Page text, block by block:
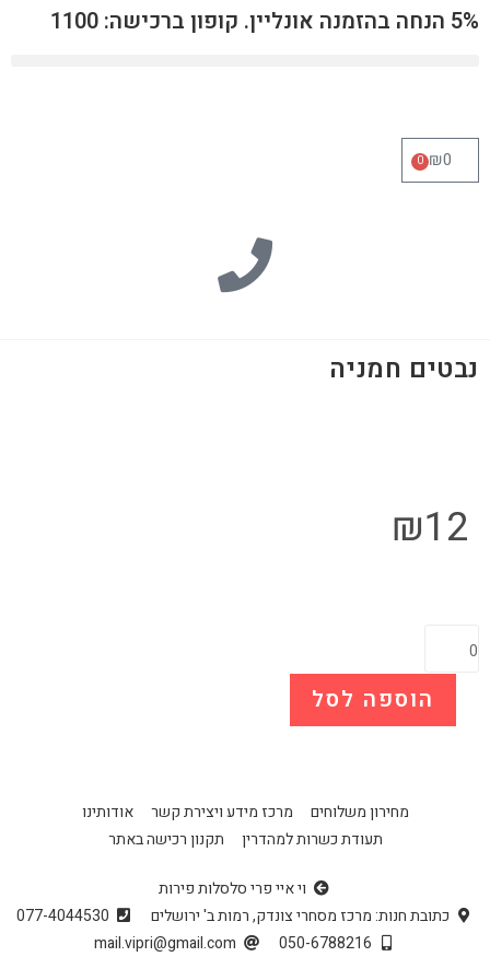
5% הנחה בהזמנה אונליין. קופון ברכישה: 1100
₪0
0
נבטים חמניה
₪12
הוספה לסל
מחירון משלוחים מרכז מידע ויצירת קשר
אודותינו
תעודת כשרות למהדרין
תקנון רכישה באתר
וי איי פרי סלסלות פירות
כתובת חנות: מרכז מסחרי צונדק, רמות ב' ירושלים
077-4044530
050-6788216
mail.vipri@gmail.com